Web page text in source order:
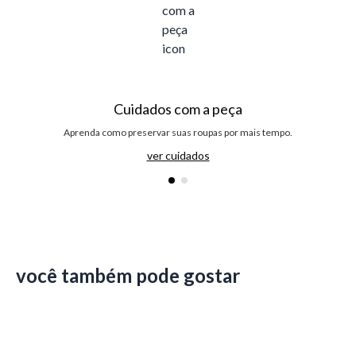
Cuidados com a peça
Aprenda como preservar suas roupas por mais tempo.
ver cuidados
você também pode gostar